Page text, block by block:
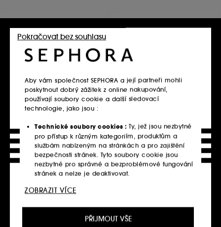
LANCASTER
SUN BEAUTY
2
1 070.00Kč
713.33Kč /100ml
Vložit do košíku
LANCASTER
1
1 120.00Kč
560.00Kč /100ml
Aby vám společnost SEPHORA a její partneři mohli
poskytnout dobrý zážitek z online nakupování,
používají soubory cookie a další sledovací
technologie, jako jsou :
Technické soubory cookies : Ty, jež jsou nezbytné
pro přístup k různým kategoriím, produktům a
službám nabízeným na stránkách a pro zajištění
bezpečnosti stránek. Tyto soubory cookie jsou
nezbytné pro správné a bezproblémové fungování
stránek a nelze je deaktivovat.
Personalizační soubory cookie :
obsahu, které nejlépe vyhovují vašim preferencím,
PŘIJMOUT VŠE
Pokračovat bez souhlasu
ZOBRAZIT VÍCE